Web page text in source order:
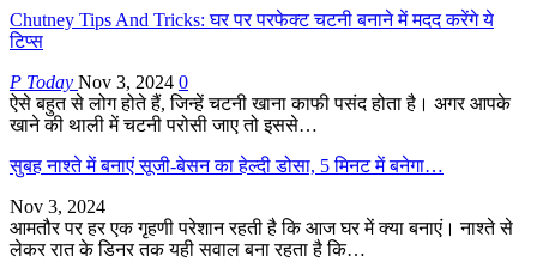
Chutney Tips And Tricks: घर पर परफेक्ट चटनी बनाने में मदद करेंगे ये
टिप्स
P Today Nov 3, 2024 0
ऐसे बहुत से लोग होते हैं, जिन्हें चटनी खाना काफी पसंद होता है। अगर आपके
खाने की थाली में चटनी परोसी जाए तो इससे…
सुबह नाश्ते में बनाएं सूजी-बेसन का हेल्दी डोसा, 5 मिनट में बनेगा…
Nov 3, 2024
आमतौर पर हर एक गृहणी परेशान रहती है कि आज घर में क्या बनाएं। नाश्ते से
लेकर रात के डिनर तक यही सवाल बना रहता है कि…